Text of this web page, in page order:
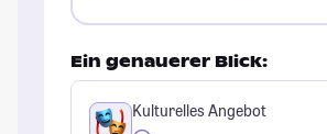
Ein genauerer Blick:
Kulturelles Angebot